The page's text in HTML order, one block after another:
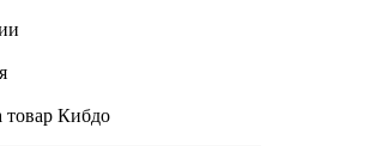
товар Кибдо